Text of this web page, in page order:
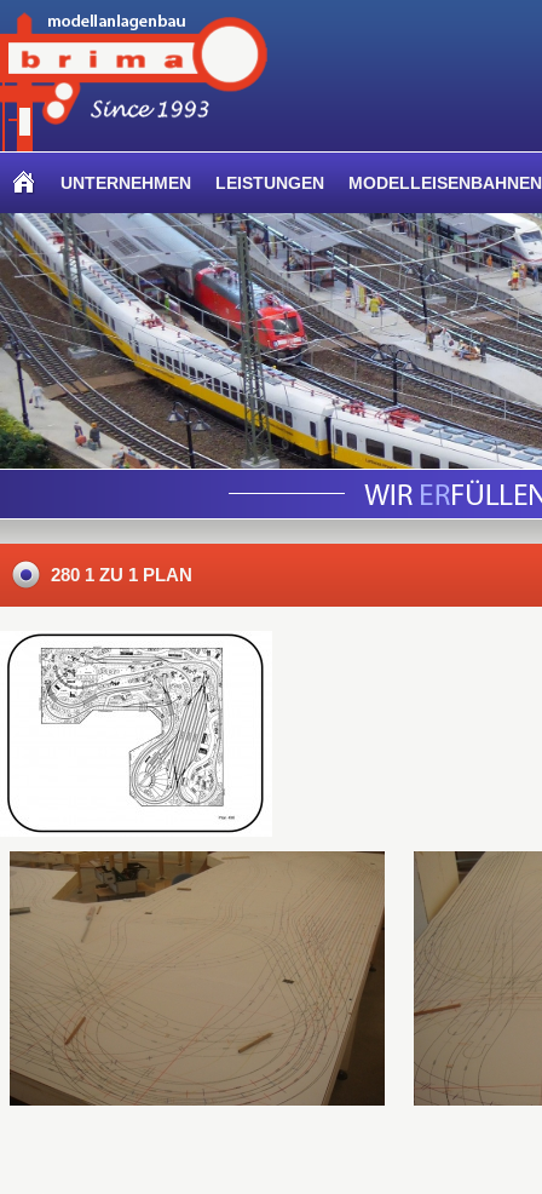
UNTERNEHMEN LEISTUNGEN MODELLEISENBAHNEN
280 1 ZU 1 PLAN